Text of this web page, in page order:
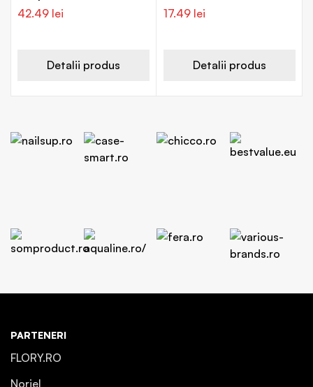
42.49 lei
Detalii produs
tablete, Walmark
17.49 lei
Detalii produs
PARTENERI
FLORY.RO
Noriel